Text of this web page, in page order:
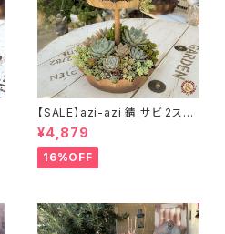
【SALE】azi-azi 錆 サビ 2ステ
ップ プランター
¥4,879
16%OFF